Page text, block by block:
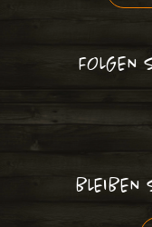
FOLGEN